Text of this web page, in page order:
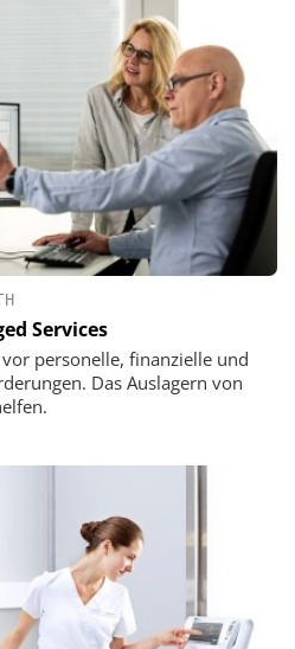
Services
personelle, finanzielle und
Das Auslagern von